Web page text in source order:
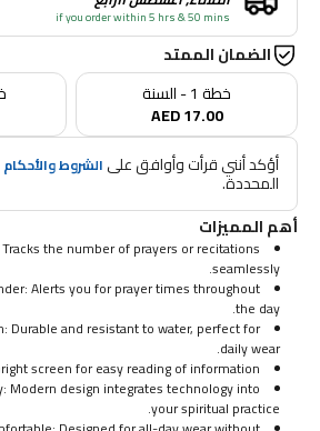
if you order within 5 hrs & 50 mins
الضمان الممتد
خطة 1 - السنة
AED 17.00
أؤكد أنني قرأت وأوافق على الشروط والأحكام
المحددة.
أهم المميزات
the number of prayers or recitations
seamlessly.
Alerts you for prayer times throughout
the day.
Durable and resistant to water, perfect for
daily wear.
screen for easy reading of information.
Modern design integrates technology into
your spiritual practice.